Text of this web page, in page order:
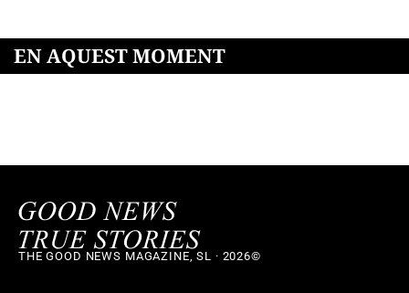
EN AQUEST MOMENT
THE GOOD NEWS MAGAZINE, SL · 2026©